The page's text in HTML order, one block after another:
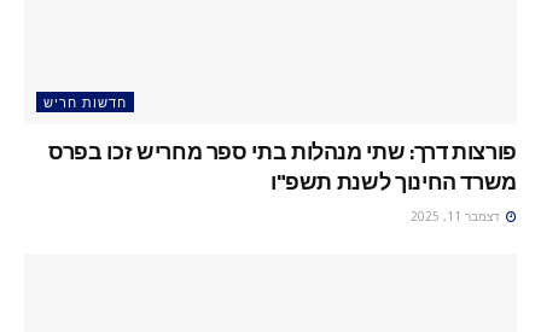
חדשות חריש
פורצות דרך: שתי מנהלות בתי ספר מחריש זכו בפרס
משרד החינוך לשנת תשפ"ו
דצמבר 11, 2025